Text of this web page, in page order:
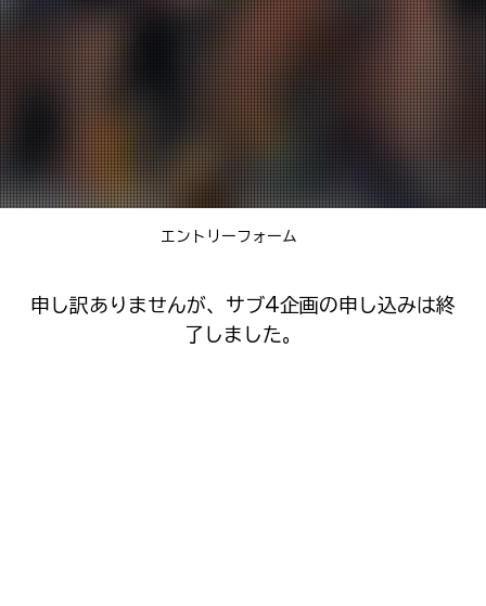
エントリーフォーム
申し訳ありませんが、サブ4企画の申し込みは終
了しました。